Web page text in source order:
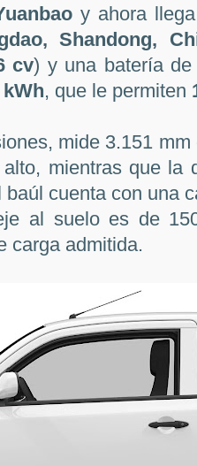
y ahora
Shandong,
cv) y una batería
kWh, que le permiten
mide 3.151
mientras que la
cuenta con una
al suelo es de
carga admitida.